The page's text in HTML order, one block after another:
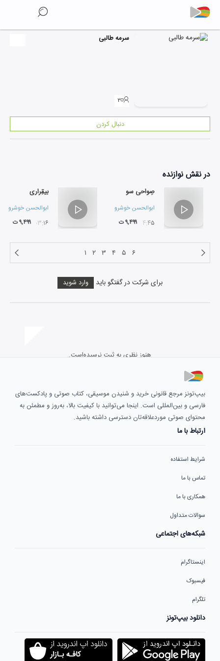
سرمه طالبی
۲
دنبال کردن
در نقشنوازنده
صِواحی سو
ابوالحسن خوشرو سیاوش طالبی
۰۴:۴۵ ۹,۴۹۹ ت
بیقِراری
ابوالحسن خوشرو
۰۳:۱۶ ۹,۴۹۹ ت
۱ ۲ ۳ ۴ ۵ ۶
برای شرکت در گفتگو باید وارد شوید
هنوز نظری به ثبت نرسیده‌است.
بیپ‌تونز مرجع قانونی خرید و شنیدن موسیقی، کتاب صوتی و پادکست‌های
فارسی و بین‌المللی است. اینجا می‌توانید با کیفیت بالا، به‌روز و مطمئن به
محتوای صوتی موردعلاقه‌تان دسترسی داشته باشید.
ارتباط با ما
شرایط استفاده
تماس با ما
همکاری با ما
سوالات متداول
شبکه‌های اجتماعی
اینستاگرام
فیسبوک
تلگرام
دانلود بیپ‌تونز